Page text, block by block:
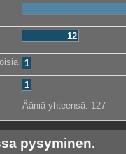
12
1
1
Ääniä yhteensä: 127
pysyminen.